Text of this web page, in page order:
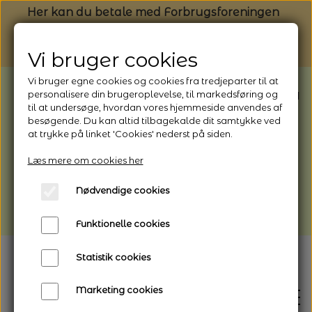
Her kan du betale med Forbrugsforeningen
BEMÆRK: Butikken har ferielukket* fra
1/8 - 9/8 - 2026
*Webshoppen er åben og sender hele
afhentning
Vi gør opmærksom på, at der kan være lidt
længere leveringstid
Vi bruger cookies
Vi bruger egne cookies og cookies fra tredjeparter til at
personalisere din brugeroplevelse, til markedsføring og
til at undersøge, hvordan vores hjemmeside anvendes af
besøgende. Du kan altid tilbagekalde dit samtykke ved
at trykke på linket 'Cookies' nederst på siden.
Læs mere om cookies her
Nødvendige cookies
Funktionelle cookies
Statistik cookies
Marketing cookies